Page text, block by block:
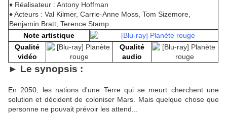
♦ Réalisateur : Antony Hoffman
♦ Acteurs : Val Kilmer, Carrie-Anne Moss, Tom Sizemore,
Benjamin Bratt, Terence Stamp
Note artistique
Qualité
vidéo
Qualité
audio
► Le synopsis :
En 2050, les nations d'une Terre qui se meurt cherchent une
solution et décident de coloniser Mars. Mais quelque chose que
personne ne pouvait prévoir les attend...